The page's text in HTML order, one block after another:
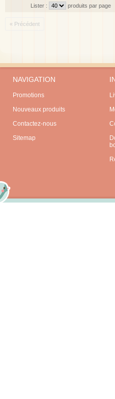
Lister : produits par page
« Précédent
NAVIGATION
Promotions
Nouveaux produits
Contactez-nous
Sitemap